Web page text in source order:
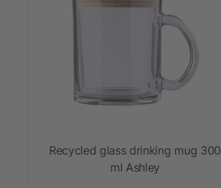
Recycled glass drinking mug 300
ml Ashley